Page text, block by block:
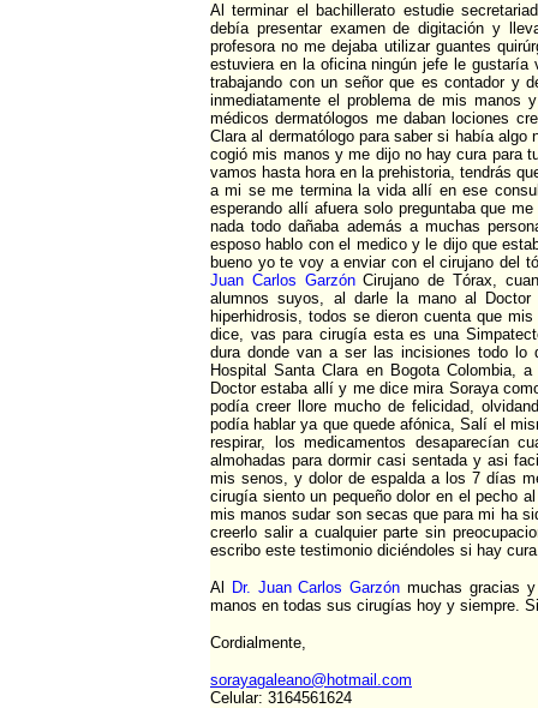
Al terminar el bachillerato estudie
debía presentar examen de digitación y
profesora no me dejaba utilizar guantes
estuviera en la oficina ningún jefe le
trabajando con un señor que es contador y
inmediatamente el problema de mis manos
médicos dermatólogos me daban lociones
Clara al dermatólogo para saber si había
cogió mis manos y me dijo no hay cura para
vamos hasta hora en la prehistoria, tendrás
a mi se me termina la vida allí en ese
esperando allí afuera solo preguntaba que
nada todo dañaba además a muchas
esposo hablo con el medico y le dijo que
bueno yo te voy a enviar con el cirujano del
Juan Carlos GarzónCirujano de Tórax,
alumnos suyos, al darle la mano al
hiperhidrosis, todos se dieron cuenta que
dice, vas para cirugía esta es una
dura donde van a ser las incisiones todo
Hospital Santa Clara en Bogota Colombia,
Doctor estaba allí y me dice mira Soraya
podía creer llore mucho de felicidad,
podía hablar ya que quede afónica, Salí el
respirar, los medicamentos desaparecían
almohadas para dormir casi sentada y asi
mis senos, y dolor de espalda a los 7 días
cirugía siento un pequeño dolor en el pecho
mis manos sudar son secas que para mi ha
creerlo salir a cualquier parte sin
escribo este testimonio diciéndoles si hay
Al Dr. Juan Carlos Garzón muchas gracias
manos en todas sus cirugías hoy y siempre.
Cordialmente,
sorayagaleano@hotmail.com
Celular: 3164561624